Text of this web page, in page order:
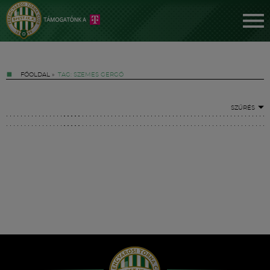
FŐOLDAL » TAG: SZEMES GERGŐ
SZŰRÉS
Hírek